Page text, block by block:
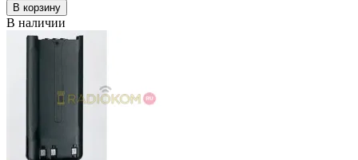
В корзину
В наличии